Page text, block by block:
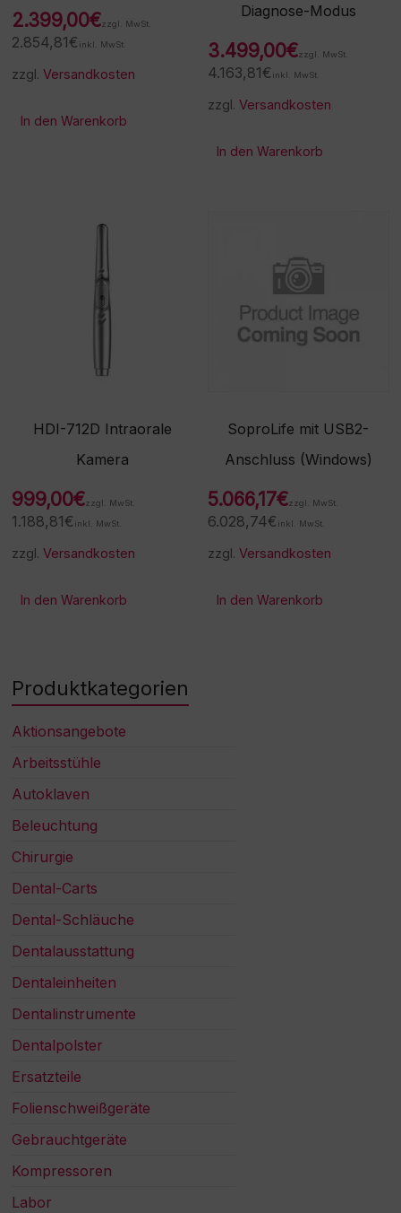
2.399,00€zzgl. MwSt.
2.854,81€ inkl. MwSt.
zzgl.Versandkosten
In den Warenkorb
Diagnose-Modus
3.499,00€zzgl. MwSt.
4.163,81€ inkl. MwSt.
zzgl.Versandkosten
In den Warenkorb
HDI-712D Intraorale
Kamera
999,00€zzgl. MwSt.
1.188,81€ inkl. MwSt.
zzgl.Versandkosten
In den Warenkorb
SoproLife mit USB2-
Anschluss (Windows)
5.066,17€zzgl. MwSt.
6.028,74€ inkl. MwSt.
zzgl.Versandkosten
In den Warenkorb
Produktkategorien
Aktionsangebote
Arbeitsstühle
Autoklaven
Beleuchtung
Chirurgie
Dental-Carts
Dental-Schläuche
Dentalausstattung
Dentaleinheiten
Dentalinstrumente
Dentalpolster
Ersatzteile
Folienschweißgeräte
Gebrauchtgeräte
Kompressoren
Labor